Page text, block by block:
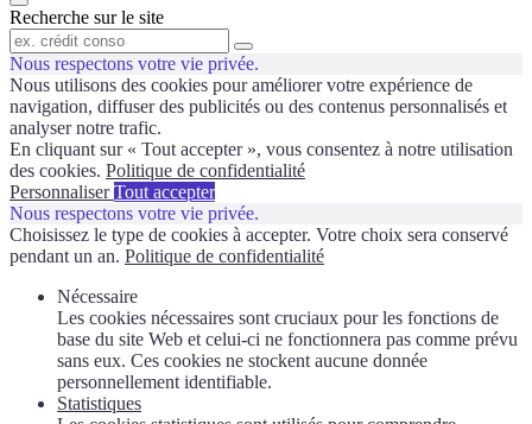
Fermer
le
formulaire
de
recherche
Recherche sur le site
Recherche
Nous respectons votre vie privée.
Nous utilisons des cookies pour améliorer votre expérience de
navigation, diffuser des publicités ou des contenus personnalisés et
analyser notre trafic.
En cliquant sur « Tout accepter », vous consentez à notre utilisation
des cookies. Politique de confidentialité
PersonnaliserTout accepter
Nous respectons votre vie privée.
Choisissez le type de cookies à accepter. Votre choix sera conservé
pendant un an. Politique de confidentialité
Nécessaire
Les cookies nécessaires sont cruciaux pour les fonctions de
base du site Web et celui-ci ne fonctionnera pas comme prévu
sans eux. Ces cookies ne stockent aucune donnée
personnellement identifiable.
Statistiques